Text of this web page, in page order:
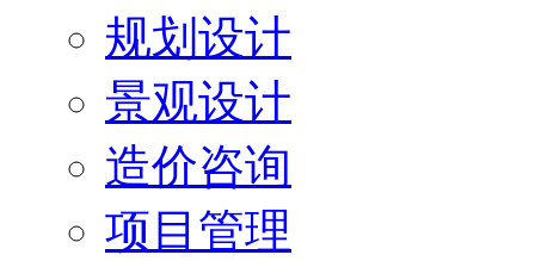
规划设计
景观设计
造价咨询
项目管理